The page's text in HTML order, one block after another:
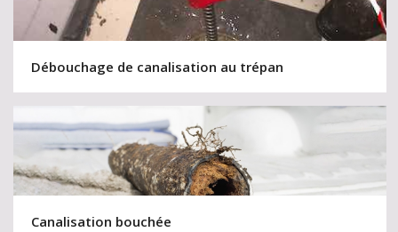
Débouchage de canalisation au trépan
Canalisation bouchée